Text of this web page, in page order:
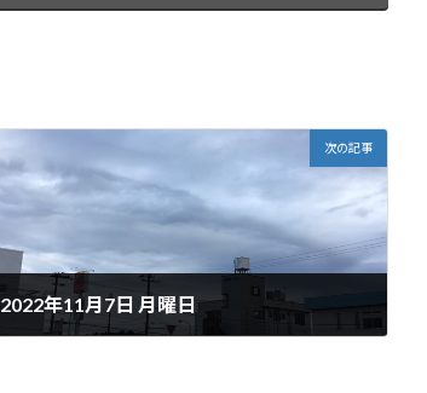
次の記事
2022年11月7日 月曜日